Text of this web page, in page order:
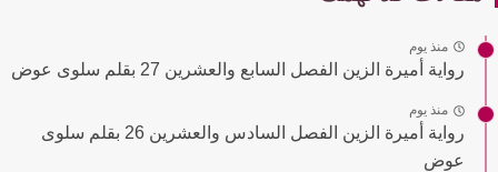
منذ يوم
رواية أميرة الزين الفصل السابع والعشرين 27 بقلم سلوى عوض
منذ يوم
رواية أميرة الزين الفصل السادس والعشرين 26 بقلم سلوى
عوض